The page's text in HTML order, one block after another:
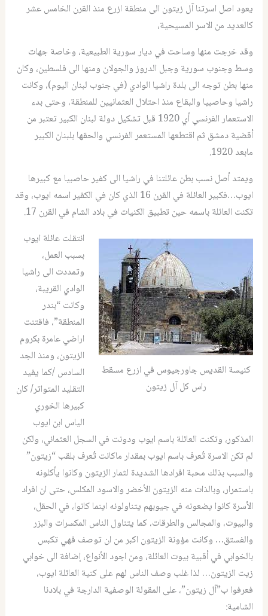
يعود اصل اسرتنا آل زيتون الى منطقة ازرع منذ القرن الخامس عشر
كالعديد من الاسر المسيحية،
وقد خرجت منها وساحت في ديار سورية الطبيعية، وخاصة جهات
وسط وجنوب سورية وجبل الدروز والجولان ومنها الى فلسطين، وكان
منها بطن توجه الى بلدة راشيا الوادي (في جنوب لبنان اليوم)، وكانت
راشيا وحاصبيا والبقاع منذ احتلال العثمانيين للمنطقة، وحتى بدء
الاستعمار الفرنسي أي 1920 قبل تشكيل دولة لبنان الكبير تعتبر من
أقضية دمشق ثم اقتطعها المستعمر الفرنسي والحقها بلبنان الكبير
مابعد 1920.
ويمتد أصل نسب بطن عائلتنا في راشيا الى كفير حاصبيا مع كبيرها
ايوب…فكبير العائلة في القرن 16 الذي كان في الكفير اسمه ايوب، وقد
تكنت العائلة باسمه حين تطبيق الكنيات في بلاد الشام في القرن 17.
كنيسة القديس جاورجيوس في ازرع مسقط
راس كل آل زيتون
انتقلت عائلة ايوب
بسبب العمل،
وتمددت الى راشيا
الوادي القريبة،
وكانت “بندر
المنطقة”، فاقتنت
اراضي عامرة بكروم
الزيتون، ومنذ الجد
السادس /كما يفيد
التقليد المتواتر/ كان
كبيرها الخوري
الياس ابن ايوب
المذكور، وتكنت العائلة باسم ايوب ودونت في السجل العثماني، ولكن
لم تكن الاسرة تُعرف باسم ايوب بمقدار ماكانت تُعرف بلقب “زيتون”
والسبب بذلك محبة افرادها الشديدة لثمار الزيتون وكانوا يأكلونه
باستمرار، وبالذات منه الزيتون الأخضر والاسود المكلس، حتى ان افراد
الأسرة كانوا يضعونه في جيوبهم يتناولونه اينما كانوا، في الحقل،
والبيوت، والمجالس والطرقات، كما يتناول الناس المكسرات والبزر
والفستق… وكانت مؤونة الزيتون اكبر من ان توصف فهي تكبس
بالخوابي في أقبية بيوت العائلة، ومن اجود الأنواع، إضافة الى خوابي
زيت الزيتون… لذا غلب وصف الناس لهم على كنية العائلة ايوب،
فعرفوا ب”آل زيتون”، على المقولة الوصفية الدارجة في بلادنا
الشامية: